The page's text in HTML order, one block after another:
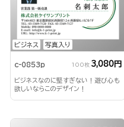
ビジネス 写真入り
c-0853p 100枚 3,080円
ビジネスなのに堅すぎない！遊び心も
欲しいならこのデザイン！